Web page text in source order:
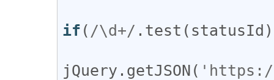
if ( /\d+/ . test ( statusId
jQuery . getJSON (